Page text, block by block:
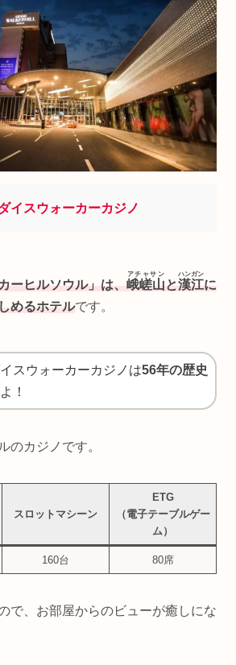
イスウォーカーカジノ
ーヒルソウル」は、峨嵯山
アチャサン
と漢江
ハンガン
に
めるホテルです。
スウォーカーカジノは56年の歴史
！
のカジノです。
スロットマシーン
ETG
（電子テーブルゲー
ム）
160台 80席
で、お部屋からのビューが癒しにな